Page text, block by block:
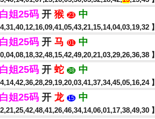
白姐25码开 猴 23 中
】
白姐25码开 马 01 中
】
白姐25码开 蛇 38 中
】
白姐25码开 龙 15 中
】